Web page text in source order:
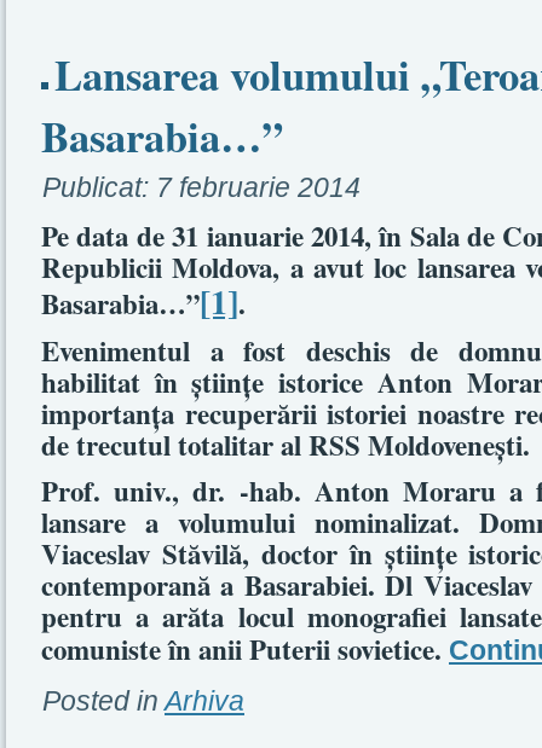
Lansarea volumului
Basarabia…”
Publicat: 7 februarie 2014
Pe data de 31 ianuarie 2014, în Sala de
Republicii Moldova, a avut loc lansarea
Basarabia…”[1].
Evenimentul a fost deschis de
habilitat în ştiinţe istorice Anton
importanţa recuperării istoriei noastre
de trecutul totalitar al RSS Moldoveneşti.
Prof. univ., dr. -hab. Anton Moraru a
lansare a volumului nominalizat.
Viaceslav Stăvilă, doctor în ştiinţe
contemporană a Basarabiei. Dl
pentru a arăta locul monografiei
comuniste în anii Puterii sovietice.
Posted in Arhiva